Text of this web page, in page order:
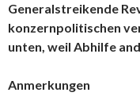
Generalstreikende
konzernpolitischen
unten, weil Abhilfe
Anmerkungen